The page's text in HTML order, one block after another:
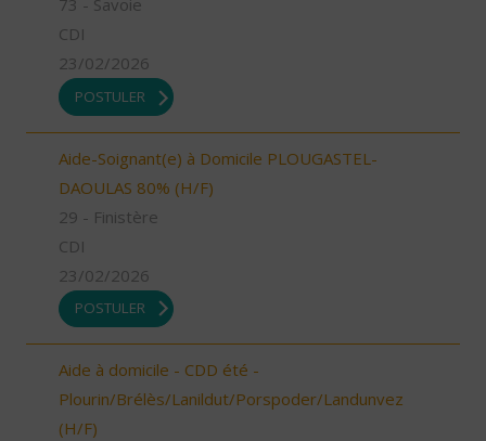
73 - Savoie
CDI
23/02/2026
POSTULER
Aide-Soignant(e) à Domicile PLOUGASTEL-
DAOULAS 80% (H/F)
29 - Finistère
CDI
23/02/2026
POSTULER
Aide à domicile - CDD été -
Plourin/Brélès/Lanildut/Porspoder/Landunvez
(H/F)